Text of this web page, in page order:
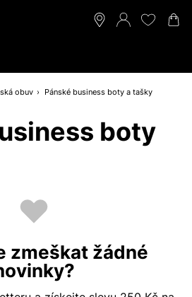
obuv Pánské business boty a tašky
boty
zmeškat žádné